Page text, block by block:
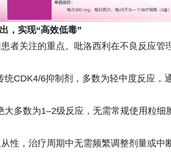
，实现“高效低毒”
者关注的重点。吡洛西利在不良反应管
CDK4/6抑制剂，多数为轻中度反应，
大多数为1–2级反应，无需常规使用粒细
性，治疗周期中无需频繁调整剂量或中